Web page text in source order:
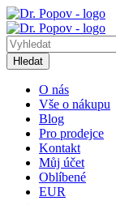
Hledat
O nás
Vše o nákupu
Blog
Pro prodejce
Kontakt
Můj účet
Oblíbené
EUR